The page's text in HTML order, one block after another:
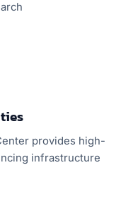
provides high-
infrastructure